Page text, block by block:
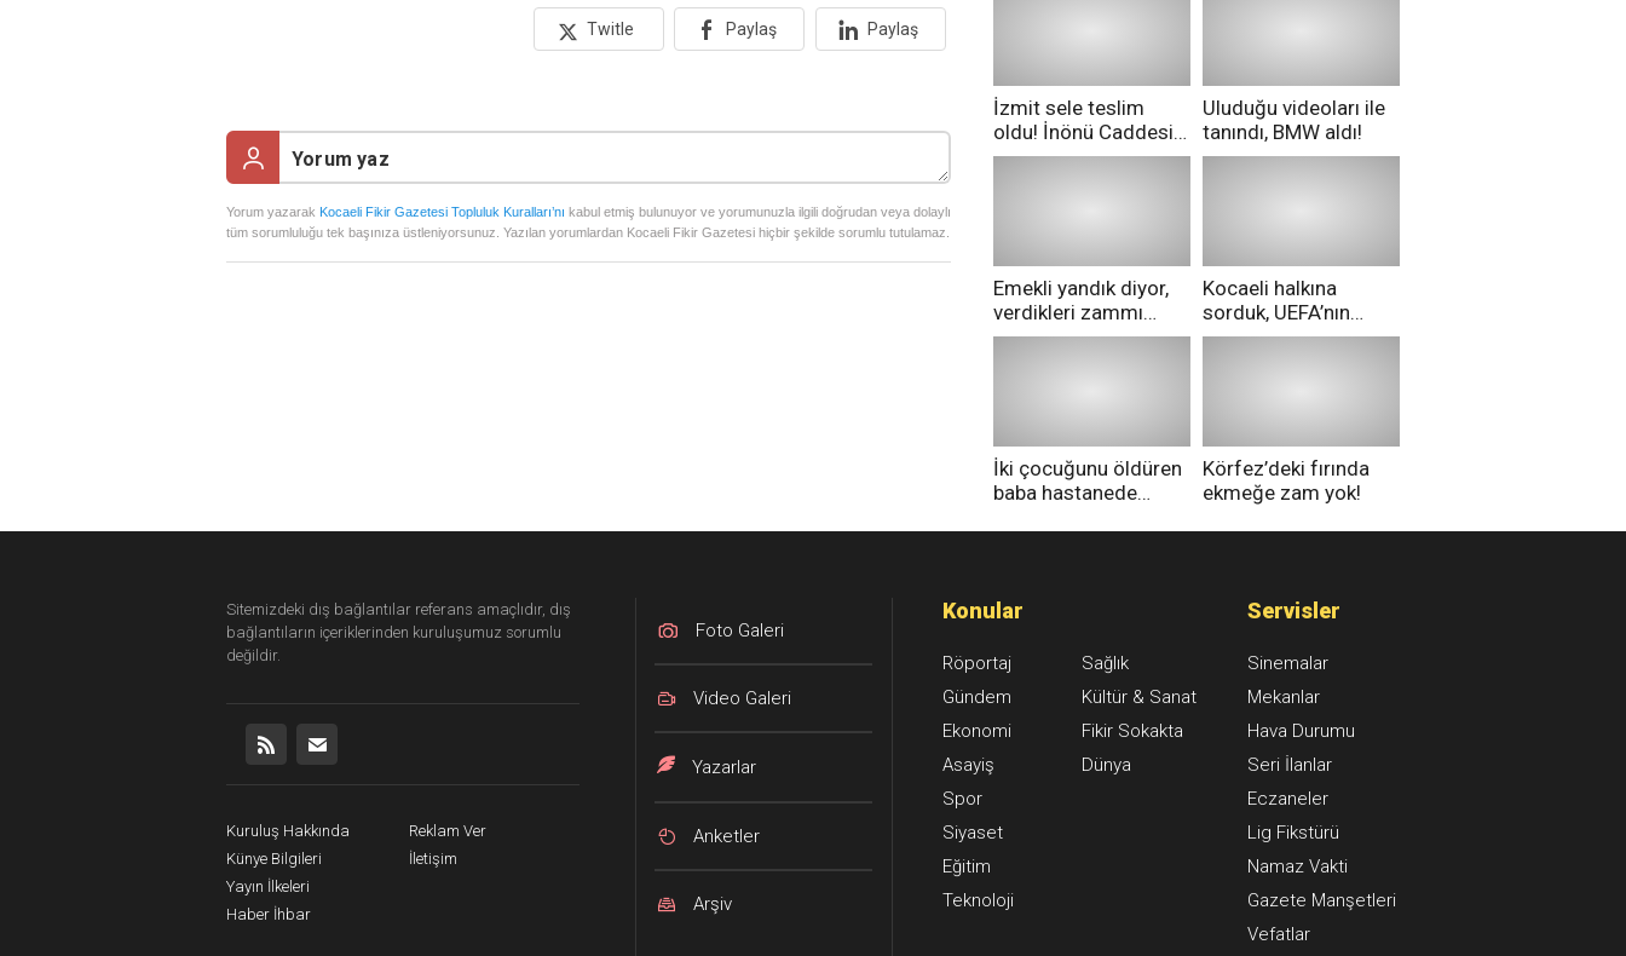
Twitle Paylaş Paylaş
Yorum yazarak Kocaeli Fikir Gazetesi Topluluk Kuralları’nı kabul etmiş bulunuyor ve yorumunuzla ilgili doğrudan veya dolaylı
tüm sorumluluğu tek başınıza üstleniyorsunuz. Yazılan yorumlardan Kocaeli Fikir Gazetesi hiçbir şekilde sorumlu tutulamaz.
İzmit sele teslim
oldu! İnönü Caddesi
göle döndü!
Uluduğu videoları ile
tanındı, BMW aldı!
Emekli yandık diyor,
verdikleri zammı
pazarda geri aldılar!
Kocaeli halkına
sorduk, UEFA’nın
Merih Demiral kararı
İki çocuğunu öldüren
baba hastanede
Körfez’deki fırında
ekmeğe zam yok!
Sitemizdeki dış bağlantılar referans amaçlıdır, dış
bağlantıların içeriklerinden kuruluşumuz sorumlu
değildir.
Kuruluş Hakkında
Künye Bilgileri
Yayın İlkeleri
Haber İhbar
Reklam Ver
İletişim
Foto Galeri
Video Galeri
Yazarlar
Anketler
Arşiv
Konular
Röportaj
Gündem
Ekonomi
Asayiş
Spor
Siyaset
Eğitim
Teknoloji
Sağlık
Kültür & Sanat
Fikir Sokakta
Dünya
Servisler
Sinemalar
Mekanlar
Hava Durumu
Seri İlanlar
Eczaneler
Lig Fikstürü
Namaz Vakti
Gazete Manşetleri
Vefatlar